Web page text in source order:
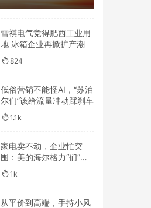
雪祺电气竞得肥西工业用
地 冰箱企业再掀扩产潮
824
低俗营销不能怪AI，“苏泊
尔们”该给流量冲动踩刹车
1.1k
家电卖不动，企业忙突
围：美的海尔格力“们”谁
跑得更远？
1k
从平价到高端，手持小风